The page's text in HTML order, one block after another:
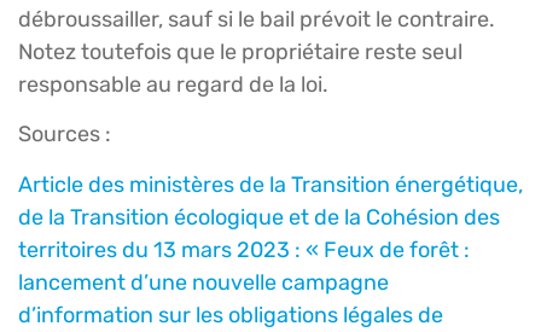
débroussailler, sauf si le bail prévoit le contraire.
Notez toutefois que le propriétaire reste seul
responsable au regard de la loi.
Sources :
Article des ministères de la Transition énergétique,
de la Transition écologique et de la Cohésion des
territoires du 13 mars 2023 : « Feux de forêt :
lancement d’une nouvelle campagne
d’information sur les obligations légales de